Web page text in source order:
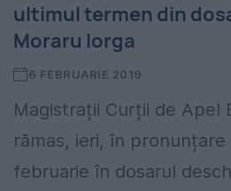
ultimul termen din
Moraru Iorga
6 FEBRUARIE 2019
Magistrații Curții de Apel
rămas, ieri, în
februarie în dosarul